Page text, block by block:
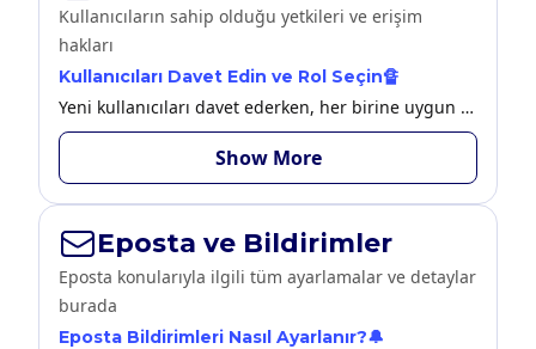
Kullanıcıların sahip olduğu yetkileri ve erişim
hakları
Kullanıcıları Davet Edin ve Rol Seçin🔏
Yeni kullanıcıları davet ederken, her birine uygun erişim seviyesini ve rolü atayabilirsiniz.
Show More
Eposta ve Bildirimler
Eposta konularıyla ilgili tüm ayarlamalar ve detaylar
burada
Eposta Bildirimleri Nasıl Ayarlanır?🔔